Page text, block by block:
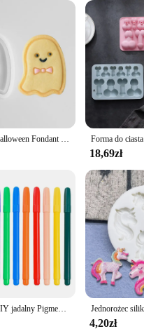
Kreskówka Halloween Fondant Frosting Cookie Embosser Mold Cute Bat Ghost Skull Pumpkin Pattern Cookie Cutter Cake Stamps Moulds
18,69zł
12 kolorów DIY jadalny Pigment długopis barwnik spożywczy długopisy kolor dwustronny jadalna żywność barwnik spożywczy Marker z drobną i grubą końcówką żywności
4,20zł